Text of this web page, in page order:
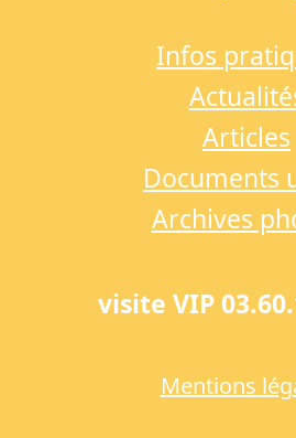
Infos
Articles
Documents
Archives
visite VIP
Mentions